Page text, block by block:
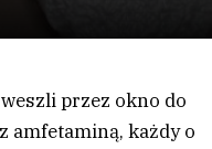
przez okno do
amfetaminą, każdy o